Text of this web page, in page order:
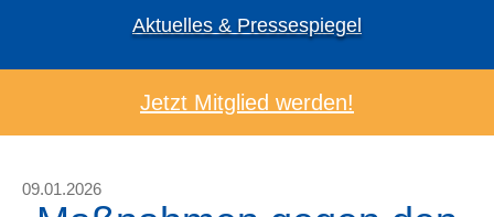
Aktuelles & Pressespiegel
Jetzt Mitglied werden!
09.01.2026